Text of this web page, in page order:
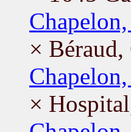
× Béraud,
×